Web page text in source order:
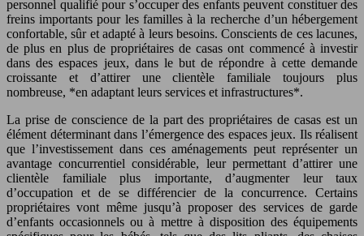
personnel qualifié pour s’occuper des enfants peuvent constituer des
freins importants pour les familles à la recherche d’un hébergement
confortable, sûr et adapté à leurs besoins. Conscients de ces lacunes,
de plus en plus de propriétaires de casas ont commencé à investir
dans des espaces jeux, dans le but de répondre à cette demande
croissante et d’attirer une clientèle familiale toujours plus
nombreuse, *en adaptant leurs services et infrastructures*.
La prise de conscience de la part des propriétaires de casas est un
élément déterminant dans l’émergence des espaces jeux. Ils réalisent
que l’investissement dans ces aménagements peut représenter un
avantage concurrentiel considérable, leur permettant d’attirer une
clientèle familiale plus importante, d’augmenter leur taux
d’occupation et de se différencier de la concurrence. Certains
propriétaires vont même jusqu’à proposer des services de garde
d’enfants occasionnels ou à mettre à disposition des équipements